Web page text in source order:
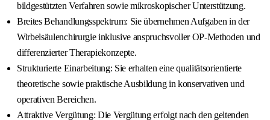
bildgestützten Verfahren sowie mikroskopischer Unterstützung.
Breites Behandlungsspektrum: Sie übernehmen Aufgaben in der
Wirbelsäulenchirurgie inklusive anspruchsvoller OP-Methoden und
differenzierter Therapiekonzepte.
Strukturierte Einarbeitung: Sie erhalten eine qualitätsorientierte
theoretische sowie praktische Ausbildung in konservativen und
operativen Bereichen.
Attraktive Vergütung: Die Vergütung erfolgt nach den geltenden